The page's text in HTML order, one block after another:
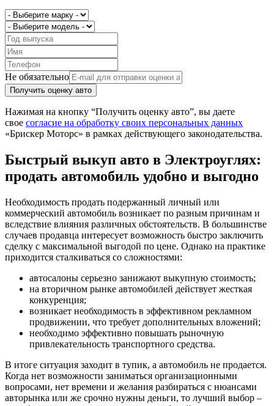
Не обязательно
Получить оценку авто
Нажимая на кнопку “Получить оценку авто”, вы даете
свое согласие на обработку своих персональных данных
«Брискер Моторс» в рамках действующего законодательства.
Быстрый выкуп авто в Электроуглях:
продать автомобиль удобно и выгодно
Необходимость продать подержанный личный или
коммерческий автомобиль возникает по разным причинам и
вследствие влияния различных обстоятельств. В большинстве
случаев продавца интересует возможность быстро заключить
сделку с максимальной выгодой по цене. Однако на практике
приходится сталкиваться со сложностями:
автосалоны серьезно занижают выкупную стоимость;
на вторичном рынке автомобилей действует жесткая
конкуренция;
возникает необходимость в эффективном рекламном
продвижении, что требует дополнительных вложений;
необходимо эффективно повышать рыночную
привлекательность транспортного средства.
В итоге ситуация заходит в тупик, а автомобиль не продается.
Когда нет возможности заниматься организационными
вопросами, нет времени и желания разбираться с нюансами
авторынка или же срочно нужны деньги, то лучший выбор –